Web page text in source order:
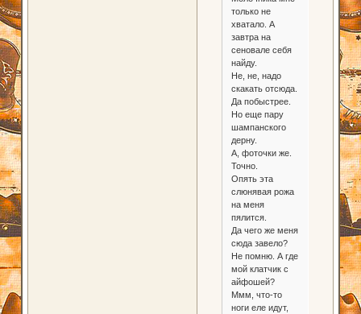
только не
хватало. А
завтра на
сеновале себя
найду.
Не, не, надо
скакать отсюда.
Да побыстрее.
Но еще пару
шампанского
дерну.
А, фоточки же.
Точно.
Опять эта
слюнявая рожа
на меня
пялится.
Да чего же меня
сюда завело?
Не помню. А где
мой клатчик с
айфошей?
Ммм, что-то
ноги еле идут,